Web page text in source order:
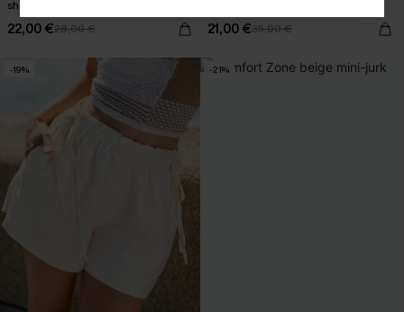
shorts
22,00 €28,00 € 21,00 €35,00 €
-19% -21%